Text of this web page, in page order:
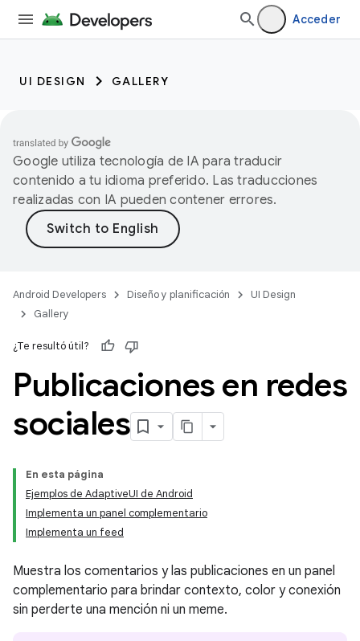
Acceder
UI DESIGN GALLERY
Google utiliza tecnología de IA para traducir
contenido a tu idioma preferido. Las traducciones
realizadas con IA pueden contener errores.
Android Developers Diseño y planificación
UI Design
Gallery
¿Te resultó útil?
Publicaciones en redes
sociales
En esta página
Ejemplos de AdaptiveUI de Android
Implementa un panel complementario
Implementa un feed
Muestra los comentarios y las publicaciones en un panel
complementario para brindar contexto, color y conexión
sin perderte una mención ni un meme.